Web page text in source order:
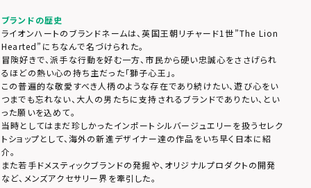
ブランドの歴史
ライオンハートのブランドネームは、英国王朝リチャード1世”The Lion
Hearted”にちなんで名づけられた。
冒険好きで、派手な行動を好む一方、市民から硬い忠誠心をささげられ
るほどの熱い心の持ち主だった「獅子心王」。
この普遍的な敬愛すべき人柄のような存在であり続けたい、遊び心をい
つまでも忘れない、大人の男たちに支持されるブランドでありたい、とい
った願いを込めて。
当時としてはまだ珍しかったインポートシルバージュエリーを扱うセレク
トショップとして、海外の新進デザイナー達の作品をいち早く日本に紹
介。
また若手ドメスティックブランドの発掘や、オリジナルプロダクトの開発
など、メンズアクセサリー界を牽引した。